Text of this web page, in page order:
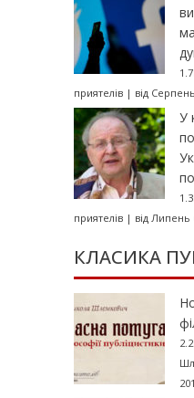
приятелів| від
У
приятелів| від Липень
КЛАСИКА